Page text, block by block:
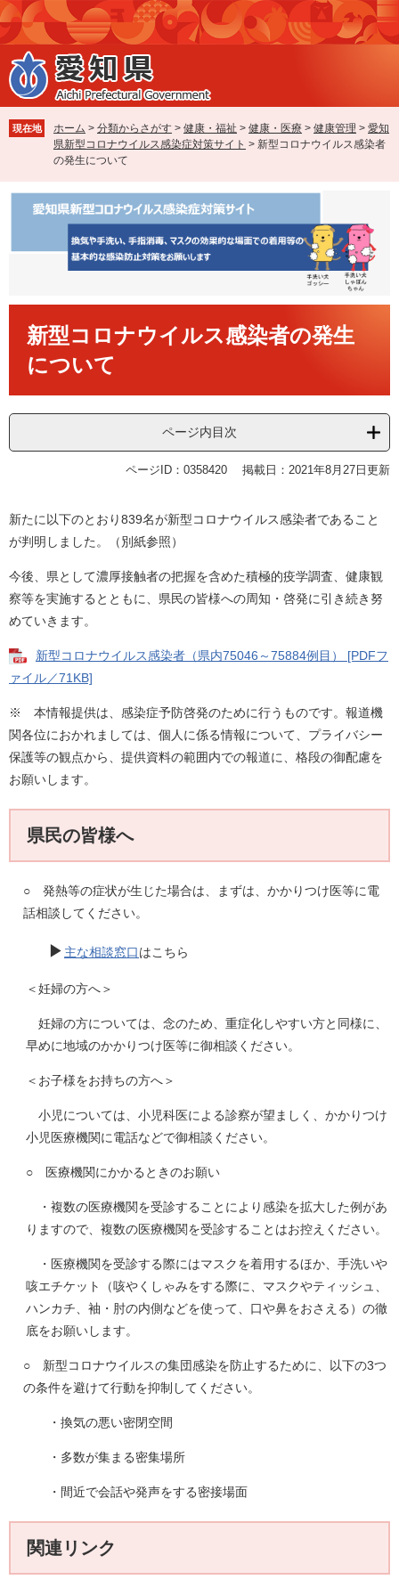
ペ
ー
ジ
の
先
で
す
メ
ニ
ュ
ー
を
ば
し
文
現在地 ホーム > 分類からさがす > 健康・福祉 > 健康・医療 > 健康管理 > 愛知
県新型コロナウイルス感染症対策サイト > 新型コロナウイルス感染者
の発生について
新型コロナウイルス感染者の発生
について
ページ内目次
ページID：0358420 掲載日：2021年8月27日更新
新たに以下のとおり839名が新型コロナウイルス感染者であること
が判明しました。（別紙参照）
今後、県として濃厚接触者の把握を含めた積極的疫学調査、健康観
察等を実施するとともに、県民の皆様への周知・啓発に引き続き努
めていきます。
新型コロナウイルス感染者（県内75046～75884例目） [PDFフ
ァイル／71KB]
※ 本情報提供は、感染症予防啓発のために行うものです。報道機
関各位におかれましては、個人に係る情報について、プライバシー
保護等の観点から、提供資料の範囲内での報道に、格段の御配慮を
お願いします。
県民の皆様へ
○ 発熱等の症状が生じた場合は、まずは、かかりつけ医等に電
話相談してください。
▶ 主な相談窓口はこちら
＜妊婦の方へ＞
妊婦の方については、念のため、重症化しやすい方と同様に、
早めに地域のかかりつけ医等に御相談ください。
＜お子様をお持ちの方へ＞
小児については、小児科医による診察が望ましく、かかりつけ
小児医療機関に電話などで御相談ください。
○ 医療機関にかかるときのお願い
・複数の医療機関を受診することにより感染を拡大した例があ
りますので、複数の医療機関を受診することはお控えください。
・医療機関を受診する際にはマスクを着用するほか、手洗いや
咳エチケット（咳やくしゃみをする際に、マスクやティッシュ、
ハンカチ、袖・肘の内側などを使って、口や鼻をおさえる）の徹
底をお願いします。
○ 新型コロナウイルスの集団感染を防止するために、以下の3つ
の条件を避けて行動を抑制してください。
・換気の悪い密閉空間
・多数が集まる密集場所
・間近で会話や発声をする密接場面
関連リンク